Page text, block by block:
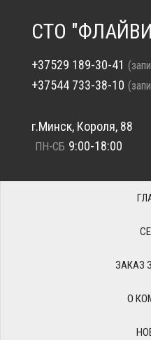
СТО
+37529 189-30-41
+37544 733-38-10
г.Минск, Короля, 88
ПН-СБ 9:00-18:00
ЗАКАЗ
О